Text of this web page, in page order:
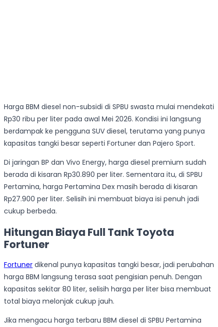
Harga BBM diesel non-subsidi di SPBU swasta mulai mendekati
Rp30 ribu per liter pada awal Mei 2026. Kondisi ini langsung
berdampak ke pengguna SUV diesel, terutama yang punya
kapasitas tangki besar seperti Fortuner dan Pajero Sport.
Di jaringan BP dan Vivo Energy, harga diesel premium sudah
berada di kisaran Rp30.890 per liter. Sementara itu, di SPBU
Pertamina, harga Pertamina Dex masih berada di kisaran
Rp27.900 per liter. Selisih ini membuat biaya isi penuh jadi
cukup berbeda.
Hitungan Biaya Full Tank Toyota
Fortuner
Fortuner dikenal punya kapasitas tangki besar, jadi perubahan
harga BBM langsung terasa saat pengisian penuh. Dengan
kapasitas sekitar 80 liter, selisih harga per liter bisa membuat
total biaya melonjak cukup jauh.
Jika mengacu harga terbaru BBM diesel di SPBU Pertamina